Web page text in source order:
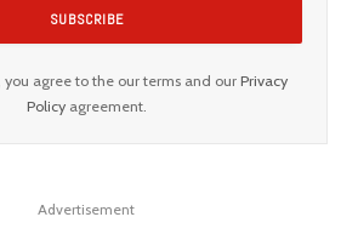
you agree to the our terms and our Privacy
Policyagreement.
Advertisement